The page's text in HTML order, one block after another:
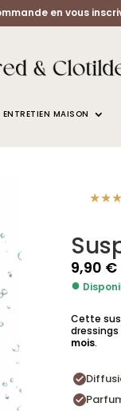
en vous
ENTRETIEN MAISON
9,90 €
●
Cette
mois.